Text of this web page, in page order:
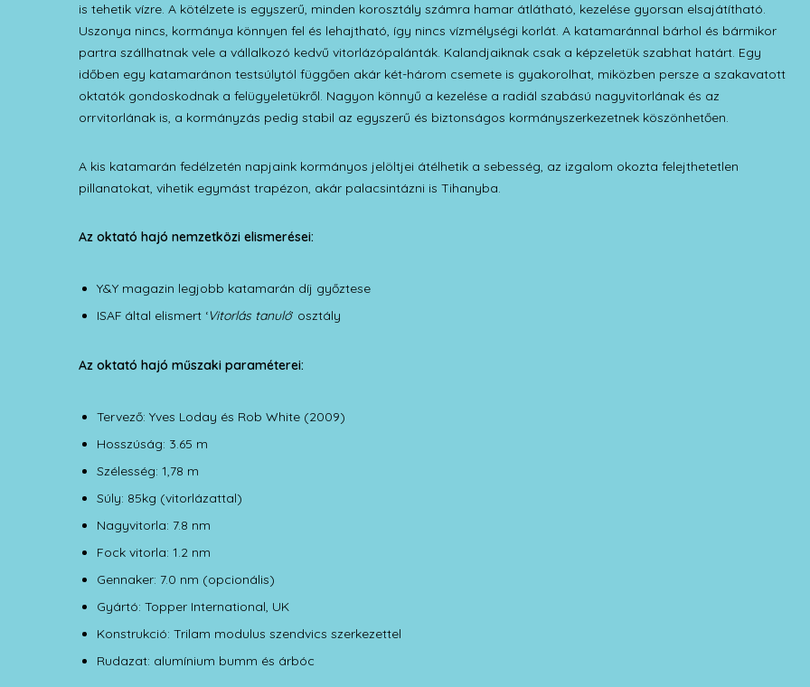
is tehetik vízre. A kötélzete is egyszerű, minden korosztály számra hamar átlátható, kezelése gyorsan elsajátítható.
Uszonya nincs, kormánya könnyen fel és lehajtható, így nincs vízmélységi korlát. A katamaránnal bárhol és bármikor
partra szállhatnak vele a vállalkozó kedvű vitorlázópalánták. Kalandjaiknak csak a képzeletük szabhat határt. Egy
időben egy katamaránon testsúlytól függően akár két-három csemete is gyakorolhat, miközben persze a szakavatott
oktatók gondoskodnak a felügyeletükről. Nagyon könnyű a kezelése a radiál szabású nagyvitorlának és az
orrvitorlának is, a kormányzás pedig stabil az egyszerű és biztonságos kormányszerkezetnek köszönhetően.
A kis katamarán fedélzetén napjaink kormányos jelöltjei átélhetik a sebesség, az izgalom okozta felejthetetlen
pillanatokat, vihetik egymást trapézon, akár palacsintázni is Tihanyba.
Az oktató hajó nemzetközi elismerései:
Y&Y magazin legjobb katamarán díj győztese
ISAF által elismert ‘Vitorlás tanuló’ osztály
Az oktató hajó műszaki paraméterei:
Tervező: Yves Loday és Rob White (2009)
Hosszúság: 3.65 m
Szélesség: 1,78 m
Súly: 85kg (vitorlázattal)
Nagyvitorla: 7.8 nm
Fock vitorla: 1.2 nm
Gennaker: 7.0 nm (opcionális)
Gyártó: Topper International, UK
Konstrukció: Trilam modulus szendvics szerkezettel
Rudazat: alumínium bumm és árbóc